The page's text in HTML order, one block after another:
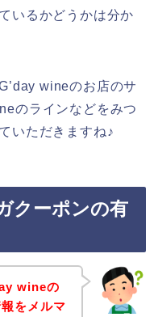
いるかどうかは分か
wineのお店のサ
のラインなどをみつ
いただきますね♪
クーポンの有
wineの
をメルマ